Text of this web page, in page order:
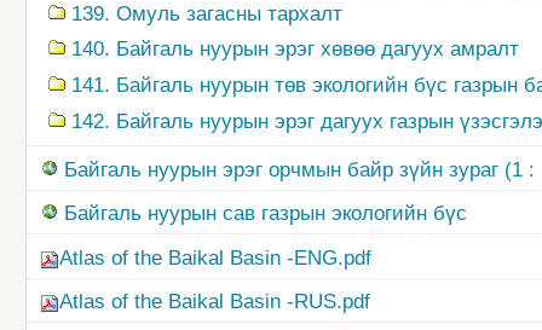
139. Омуль загасны тархалт
140. Байгаль нуурын эрэг хөвөө дагуух амралт
141. Байгаль нуурын төв экологийн бүс
142. Байгаль нуурын эрэг дагуух газрын
Байгаль нуурын эрэг орчмын байр зүйн зураг (1 :
Байгаль нуурын сав газрын экологийн бүс
Atlas of the Baikal Basin -ENG.pdf
Atlas of the Baikal Basin -RUS.pdf